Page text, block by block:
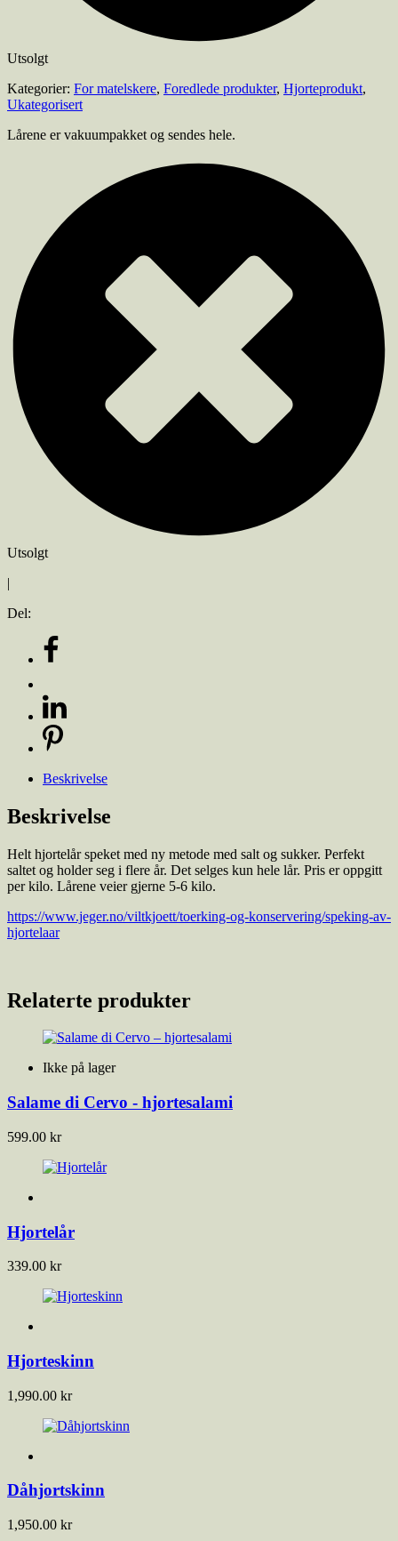
Utsolgt
Kategorier: For matelskere, Foredlede produkter, Hjorteprodukt,
Ukategorisert
Lårene er vakuumpakket og sendes hele.
Utsolgt
|
Del:
Beskrivelse
Beskrivelse
Helt hjortelår speket med ny metode med salt og sukker. Perfekt
saltet og holder seg i flere år. Det selges kun hele lår. Pris er oppgitt
per kilo. Lårene veier gjerne 5-6 kilo.
https://www.jeger.no/viltkjoett/toerking-og-konservering/speking-av-
hjortelaar
Relaterte produkter
Ikke på lager
Salame di Cervo - hjortesalami
599.00 kr
Hjortelår
339.00 kr
Hjorteskinn
1,990.00 kr
Dåhjortskinn
1,950.00 kr